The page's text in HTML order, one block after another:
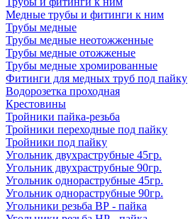
Медные трубы и фитинги к ним
Трубы медные
Трубы медные неотожженные
Трубы медные отожженые
Трубы медные хромированные
Фитинги для медных труб под пайку
Водорозетка проходная
Крестовины
Тройники пайка-резьба
Тройники переходные под пайку
Тройники под пайку
Угольник двухраструбные 45гр.
Угольник двухраструбные 90гр.
Угольник однораструбные 45гр.
Угольник однораструбные 90гр.
Угольники резьба ВР - пайка